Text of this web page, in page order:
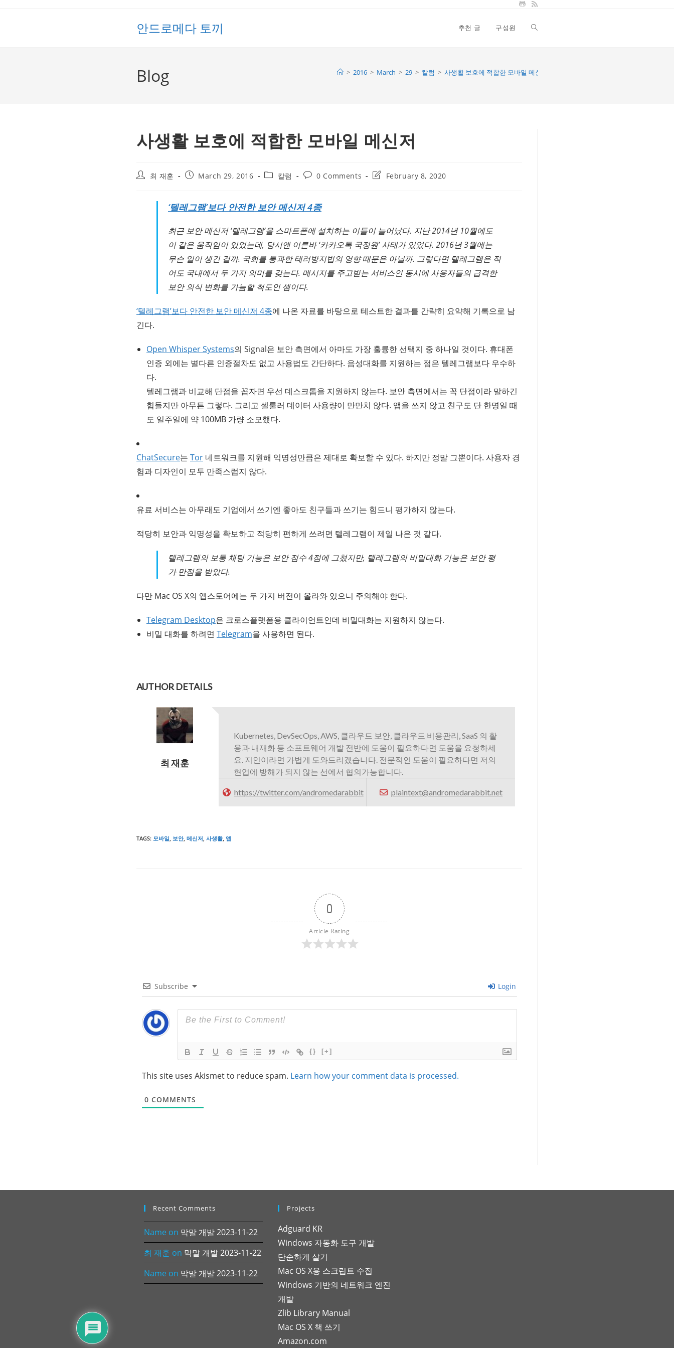
안드로메다 토끼 추천 글 구성원 Toggle
Blog > 2016 > March > 29 > 칼럼 > 사생활 보호에 적합한 모바일 메신저
사생활 보호에 적합한 모바일 메신저
Post최 재훈
PostMarch 29, 2016
Post칼럼
Post0 Comments
PostFebruary 8, 2020
‘텔레그램’보다 안전한 보안 메신저 4종
최근 보안 메신저 ‘텔레그램’을 스마트폰에 설치하는 이들이 늘어났다. 지난 2014년 10월에도
이 같은 움직임이 있었는데, 당시엔 이른바 ‘카카오톡 국정원’ 사태가 있었다. 2016년 3월에는
무슨 일이 생긴 걸까. 국회를 통과한 테러방지법의 영향 때문은 아닐까. 그렇다면 텔레그램은 적
어도 국내에서 두 가지 의미를 갖는다. 메시지를 주고받는 서비스인 동시에 사용자들의 급격한
보안 의식 변화를 가늠할 척도인 셈이다.
‘텔레그램’보다 안전한 보안 메신저 4종에 나온 자료를 바탕으로 테스트한 결과를 간략히 요약해 기록으로 남
긴다.
Open Whisper Systems의 Signal은 보안 측면에서 아마도 가장 훌륭한 선택지 중 하나일 것이다. 휴대폰
인증 외에는 별다른 인증절차도 없고 사용법도 간단하다. 음성대화를 지원하는 점은 텔레그램보다 우수하
다.
텔레그램과 비교해 단점을 꼽자면 우선 데스크톱을 지원하지 않는다. 보안 측면에서는 꼭 단점이라 말하긴
힘들지만 아무튼 그렇다. 그리고 셀룰러 데이터 사용량이 만만치 않다. 앱을 쓰지 않고 친구도 단 한명일 때
도 일주일에 약 100MB 가량 소모했다.
ChatSecure는 Tor 네트워크를 지원해 익명성만큼은 제대로 확보할 수 있다. 하지만 정말 그뿐이다. 사용자 경
험과 디자인이 모두 만족스럽지 않다.
유료 서비스는 아무래도 기업에서 쓰기엔 좋아도 친구들과 쓰기는 힘드니 평가하지 않는다.
적당히 보안과 익명성을 확보하고 적당히 편하게 쓰려면 텔레그램이 제일 나은 것 같다.
텔레그램의 보통 채팅 기능은 보안 점수 4점에 그쳤지만, 텔레그램의 비밀대화 기능은 보안 평
가 만점을 받았다.
다만 Mac OS X의 앱스토어에는 두 가지 버전이 올라와 있으니 주의해야 한다.
Telegram Desktop은 크로스플랫폼용 클라이언트인데 비밀대화는 지원하지 않는다.
비밀 대화를 하려면 Telegram을 사용하면 된다.
AUTHOR DETAILS
최 재훈
Kubernetes, DevSecOps, AWS, 클라우드 보안, 클라우드 비용관리, SaaS 의 활
용과 내재화 등 소프트웨어 개발 전반에 도움이 필요하다면 도움을 요청하세
요. 지인이라면 가볍게 도와드리겠습니다. 전문적인 도움이 필요하다면 저의
현업에 방해가 되지 않는 선에서 협의가능합니다.
https://twitter.com/andromedarabbit plaintext@andromedarabbit.net
TAGS: 모바일, 보안, 메신저, 사생활, 앱
0
Article Rating
Subscribe Login
{} [+]
This site uses Akismet to reduce spam. Learn how your comment data is processed.
0 COMMENTS
Recent Comments
Name on 막말 개발 2023-11-22
최 재훈 on 막말 개발 2023-11-22
Name on 막말 개발 2023-11-22
Projects
Adguard KR
Windows 자동화 도구 개발
단순하게 살기
Mac OS X용 스크립트 수집
Windows 기반의 네트워크 엔진
개발
Zlib Library Manual
Mac OS X 책 쓰기
Amazon.com